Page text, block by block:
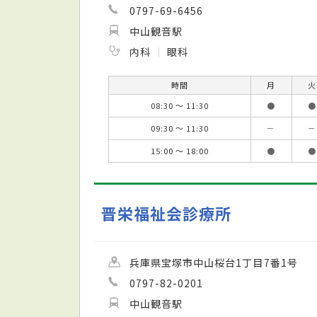
0797-69-6456
中山観音駅
内科
眼科
時間 月 火
08:30 ～ 11:30
● ●
09:30 ～ 11:30
－ －
15:00 ～ 18:00
● ●
晋栄福祉会診療所
兵庫県宝塚市中山桜台1丁目7番1号
0797-82-0201
中山観音駅